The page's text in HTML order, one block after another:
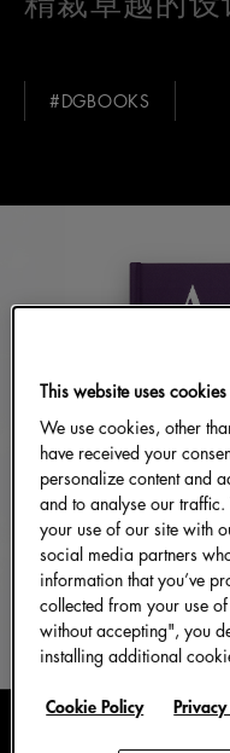
#DGBOOKS
阅读时长0分钟
This website uses cookies
We use cookies, other
have received your
personalize content and
and to analyse our
your use of our site with
social media partners
information that you’ve
collected from your use
without accepting", you
installing additional
Cookie Policy